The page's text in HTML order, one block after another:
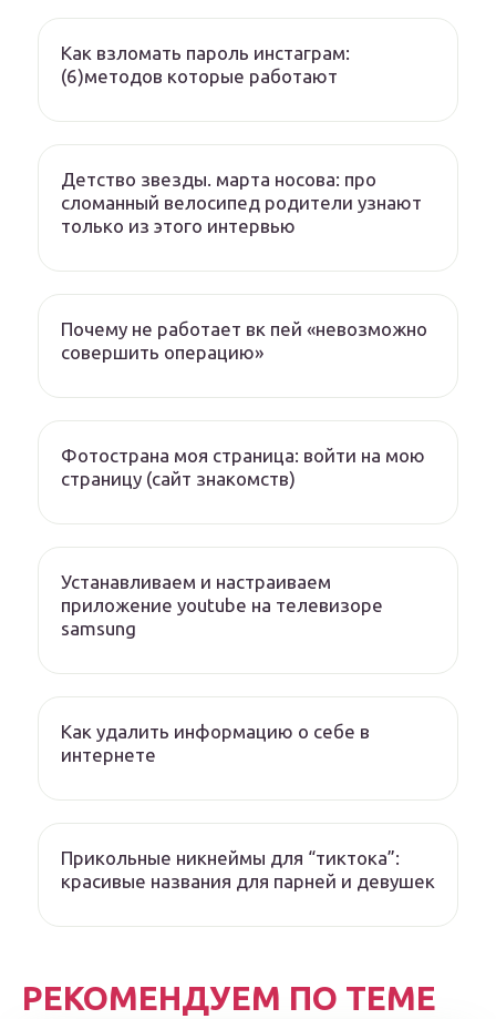
Как взломать пароль инстаграм:
(6)методов которые работают
Детство звезды. марта носова: про
сломанный велосипед родители узнают
только из этого интервью
Почему не работает вк пей «невозможно
совершить операцию»
Фотострана моя страница: войти на мою
страницу (сайт знакомств)
Устанавливаем и настраиваем
приложение youtube на телевизоре
samsung
Как удалить информацию о себе в
интернете
Прикольные никнеймы для “тиктока”:
красивые названия для парней и девушек
РЕКОМЕНДУЕМ ПО ТЕМЕ